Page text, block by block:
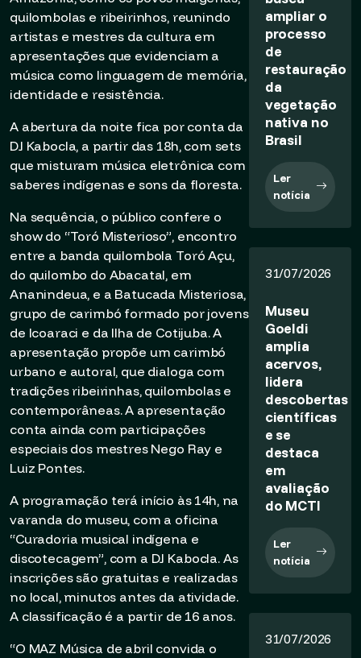
quilombolas e ribeirinhos, reunindo
artistas e mestres da cultura em
apresentações que evidenciam a
música como linguagem de memória,
identidade e resistência.
A abertura da noite fica por conta da
DJ Kabocla, a partir das 18h, com sets
que misturam música eletrônica com
saberes indígenas e sons da floresta.
Na sequência, o público confere o
show do “Toró Misterioso”, encontro
entre a banda quilombola Toró Açu,
do quilombo do Abacatal, em
Ananindeua, e a Batucada Misteriosa,
grupo de carimbó formado por jovens
de Icoaraci e da Ilha de Cotijuba. A
apresentação propõe um carimbó
urbano e autoral, que dialoga com
tradições ribeirinhas, quilombolas e
contemporâneas. A apresentação
conta ainda com participações
especiais dos mestres Nego Ray e
Luiz Pontes.
A programação terá início às 14h, na
varanda do museu, com a oficina
“Curadoria musical indígena e
discotecagem”, com a DJ Kabocla. As
inscrições são gratuitas e realizadas
no local, minutos antes da atividade.
A classificação é a partir de 16 anos.
“O MAZ Música de abril convida o
ampliar o
processo
de
restauração
da
vegetação
nativa no
Brasil
Ler
notícia
31/07/2026
Museu
Goeldi
amplia
acervos,
lidera
descobertas
científicas
e se
destaca
em
avaliação
do MCTI
Ler
notícia
31/07/2026